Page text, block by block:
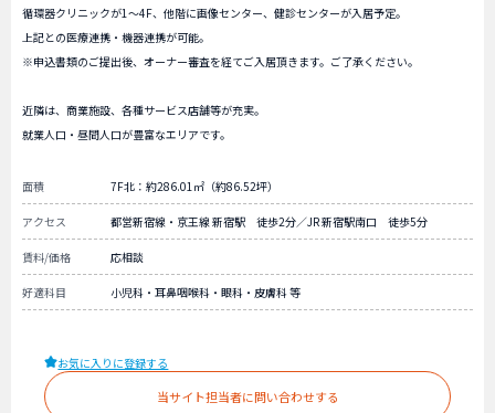
循環器クリニックが1～4F、他階に画像センター、健診センターが入居予定。
上記との医療連携・機器連携が可能。
※申込書類のご提出後、オーナー審査を経てご入居頂きます。ご了承ください。
近隣は、商業施設、各種サービス店舗等が充実。
就業人口・昼間人口が豊富なエリアです。
面積 7F北：約286.01㎡（約86.52坪）
アクセス 都営新宿線・京王線 新宿駅 徒歩2分／JR 新宿駅南口 徒歩5分
賃料/価格 応相談
好適科目 小児科・耳鼻咽喉科・眼科・皮膚科 等
お気に入りに登録する
当サイト担当者に問い合わせする